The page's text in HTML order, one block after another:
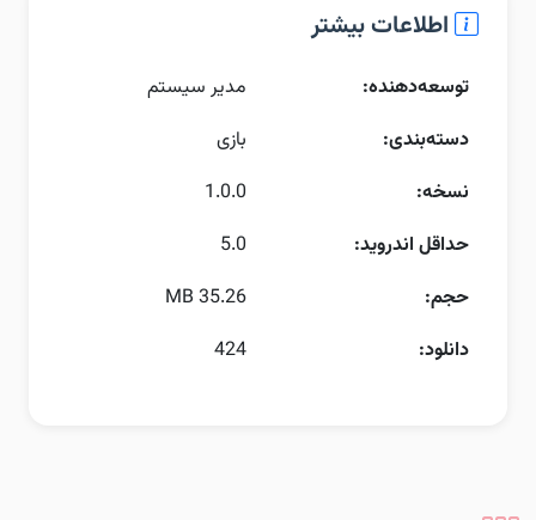
اطلاعات بیشتر
توسعه‌دهنده:
مدیر سیستم
دسته‌بندی:
بازی
نسخه:
1.0.0
حداقل اندروید:
5.0
حجم:
35.26 MB
دانلود:
424